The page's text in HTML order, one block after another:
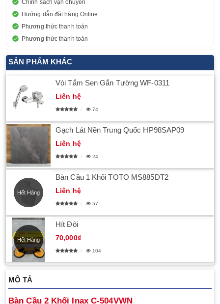
Chính sách vận chuyển
Hướng dẫn đặt hàng Online
Phương thức thanh toán
Phương thức thanh toán
SẢN PHẨM KHÁC
Vòi Tắm Sen Gắn Tường WF-0311
Liên hệ
74
Gạch Lát Nền Trung Quốc HP98SAP09
Liên hệ
24
Bàn Cầu 1 Khối TOTO MS885DT2
Liên hệ
Hết Hàng
57
Hít Đôi
70,000₫
Hết Hàng
104
MÔ TẢ
Bàn Cầu 2 Khối Inax C-504VWN